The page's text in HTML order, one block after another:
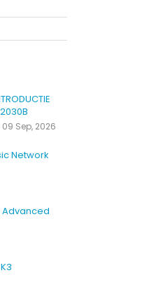
Sep, 2026
Network
Advanced